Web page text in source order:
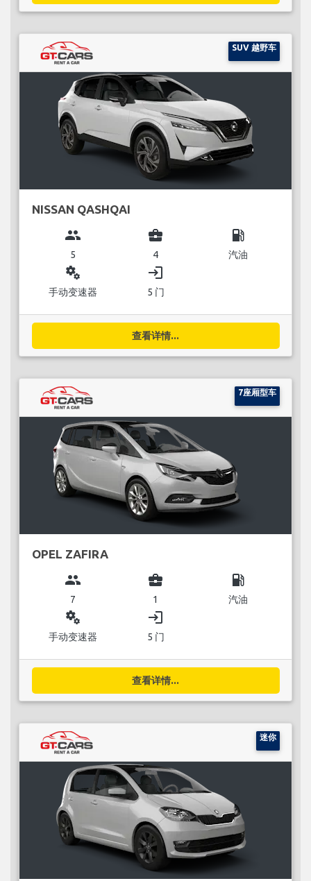
SUV 越野车
NISSAN QASHQAI
group
5
business_center
4
local_gas_station
汽油
miscellaneous_services
手动变速器
login
5 门
查看详情...
7座厢型车
OPEL ZAFIRA
group
7
business_center
1
local_gas_station
汽油
miscellaneous_services
手动变速器
login
5 门
查看详情...
迷你